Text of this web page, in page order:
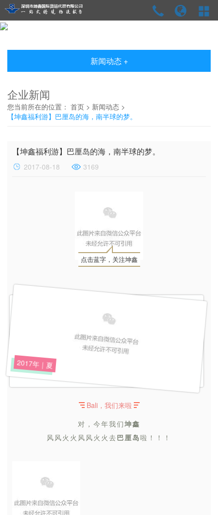
新闻动态 +
企业新闻
您当前所在的位置： 首页 > 新闻动态 >
【坤鑫福利游】巴厘岛的海，南半球的梦。
【坤鑫福利游】巴厘岛的海，南半球的梦。
2017-08-18 3169
点击蓝字，关注坤鑫
2017年｜夏
Bali，我们来啦
对，今年我们坤鑫
风风火火风风火火去巴厘岛啦！！！